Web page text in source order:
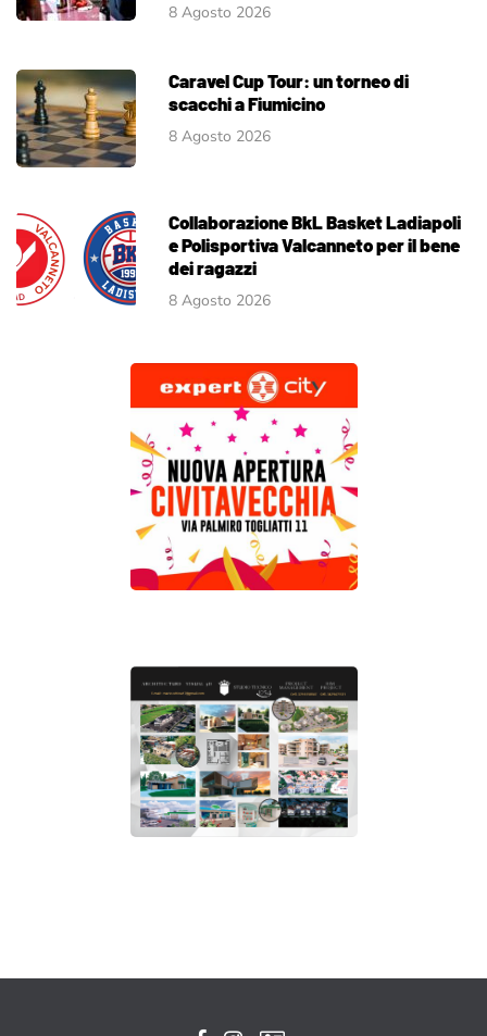
8 Agosto 2026
Caravel Cup Tour: un torneo di
scacchi a Fiumicino
8 Agosto 2026
Collaborazione BkL Basket Ladiapoli
e Polisportiva Valcanneto per il bene
dei ragazzi
8 Agosto 2026